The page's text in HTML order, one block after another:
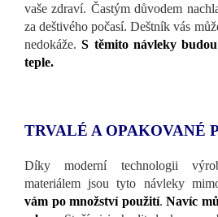
vaše zdraví. Častým důvodem
za deštivého počasí. Deštník vás
nedokáže.S těmito návleky
teple.
TRVALÉ A OPAKOVANÉ
Díky moderní technologii
materiálem jsou tyto návleky
vám po množství použití.Navíc